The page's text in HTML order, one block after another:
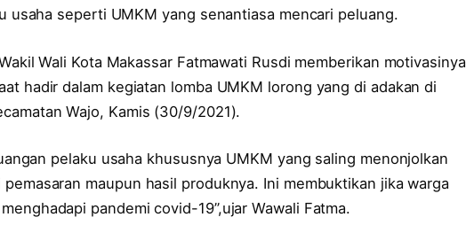
usaha seperti UMKM yang senantiasa mencari peluang.
Wali Kota Makassar Fatmawati Rusdi memberikan motivasinya
hadir dalam kegiatan lomba UMKM lorong yang di adakan di
Wajo, Kamis (30/9/2021).
pelaku usaha khususnya UMKM yang saling menonjolkan
maupun hasil produknya. Ini membuktikan jika warga
pandemi covid-19”,ujar Wawali Fatma.